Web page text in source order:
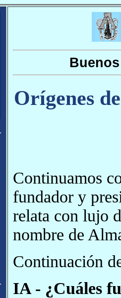
Orígenes
Continuamos
fundador y
relata con lujo
nombre de
Continuación
IA - ¿Cuáles